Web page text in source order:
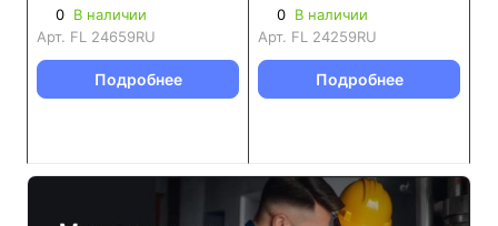
0 В наличии
Арт. FL 24659RU
Подробнее
0 В наличии
Арт. FL 24259RU
Подробнее